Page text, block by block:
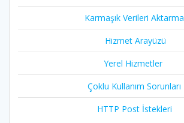
Karmaşık Verileri Aktarma
Hizmet Arayüzü
Yerel Hizmetler
Çoklu Kullanım Sorunları
HTTP Post İstekleri